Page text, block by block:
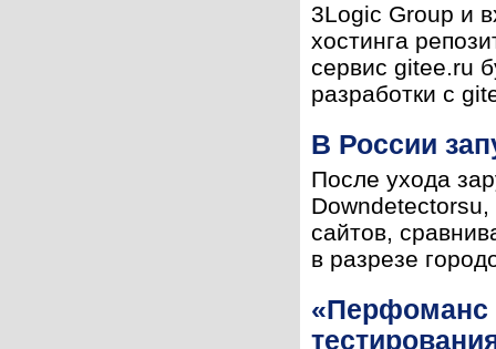
3Logic Group и
хостинга
сервис gitee.ru
разработки с
В России
После ухода
Downdetectorsu,
сайтов,
в разрезе
«Перфоманс